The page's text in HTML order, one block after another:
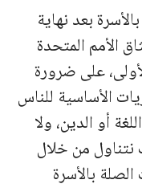
بعد نهاية
الأمم المتحدة
الأولى، على ضرورة
الأساسية للناس
أو الدين، ولا
من خلال
بالأسرة